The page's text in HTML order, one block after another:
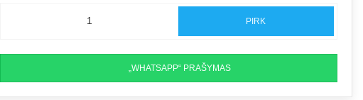
PIRK
„WHATSAPP“ PRAŠYMAS